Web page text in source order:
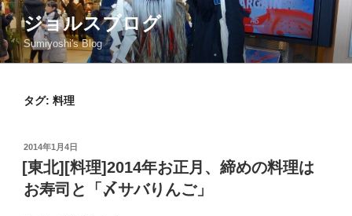
コ
ン
テ
ン
ジョルスブログ
Sumiyoshi's Blog
タグ: 料理
投
稿
日:
2014年1月4日
[東北][料理]2014年お正月、締めの料理は
お寿司と「〆サバりんご」